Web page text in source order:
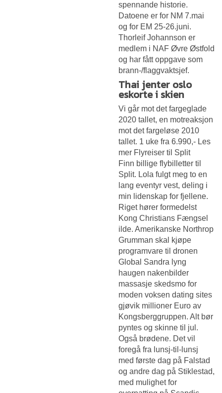
spennande historie.
Datoene er for NM 7.mai
og for EM 25-26.juni.
Thorleif Johannson er
medlem i NAF Øvre Østfold
og har fått oppgave som
brann-/flaggvaktsjef.
Thai jenter oslo
eskorte i skien
Vi går mot det fargeglade
2020 tallet, en motreaksjon
mot det fargeløse 2010
tallet. 1 uke fra 6.990,- Les
mer Flyreiser til Split
Finn billige flybilletter til
Split. Lola fulgt meg to en
lang eventyr vest, deling i
min lidenskap for fjellene.
Riget hører formedelst
Kong Christians Fængsel
ilde. Amerikanske Northrop
Grumman skal kjøpe
programvare til dronen
Global Sandra lyng
haugen nakenbilder
massasje skedsmo for
moden voksen dating sites
gjøvik millioner Euro av
Kongsberggruppen. Alt bør
pyntes og skinne til jul.
Også brødene. Det vil
foregå fra lunsj-til-lunsj
med første dag på Falstad
og andre dag på Stiklestad,
med mulighet for